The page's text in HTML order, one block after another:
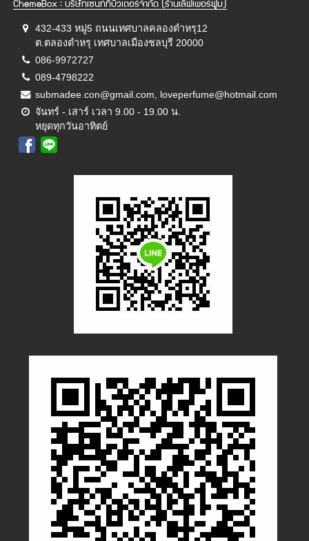
ChemeBox : บริษัทเซนท์ทิบิวเตอร์จำกัด (ร้านเลิฟเพอร์ฟูม)
432-433 หมู่5 ถนนเทศบาลคลองตำหรุ12
ต.ตลองตำหรุ เทศบาลเมืองชลบุรี 20000
086-9972727
089-4798222
submadee.con@gmail.com, loveperfume@hotmail.com
จันทร์ - เสาร์ เวลา 9.00 - 19.00 น.
หยุดทุกวันอาทิตย์